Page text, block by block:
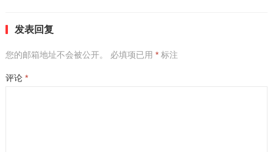
发表回复
您的邮箱地址不会被公开。 必填项已用 *标注
评论 *